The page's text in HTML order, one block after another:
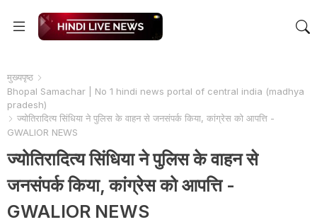
मुख्यपृष्ठ
Bhopal Samachar | No 1 hindi news portal of central india (madhya
pradesh)
ज्योतिरादित्य सिंधिया ने पुलिस के वाहन से जनसंपर्क किया, कांग्रेस को आपत्ति -
GWALIOR NEWS
ज्योतिरादित्य सिंधिया ने पुलिस के वाहन से
जनसंपर्क किया, कांग्रेस को आपत्ति -
GWALIOR NEWS